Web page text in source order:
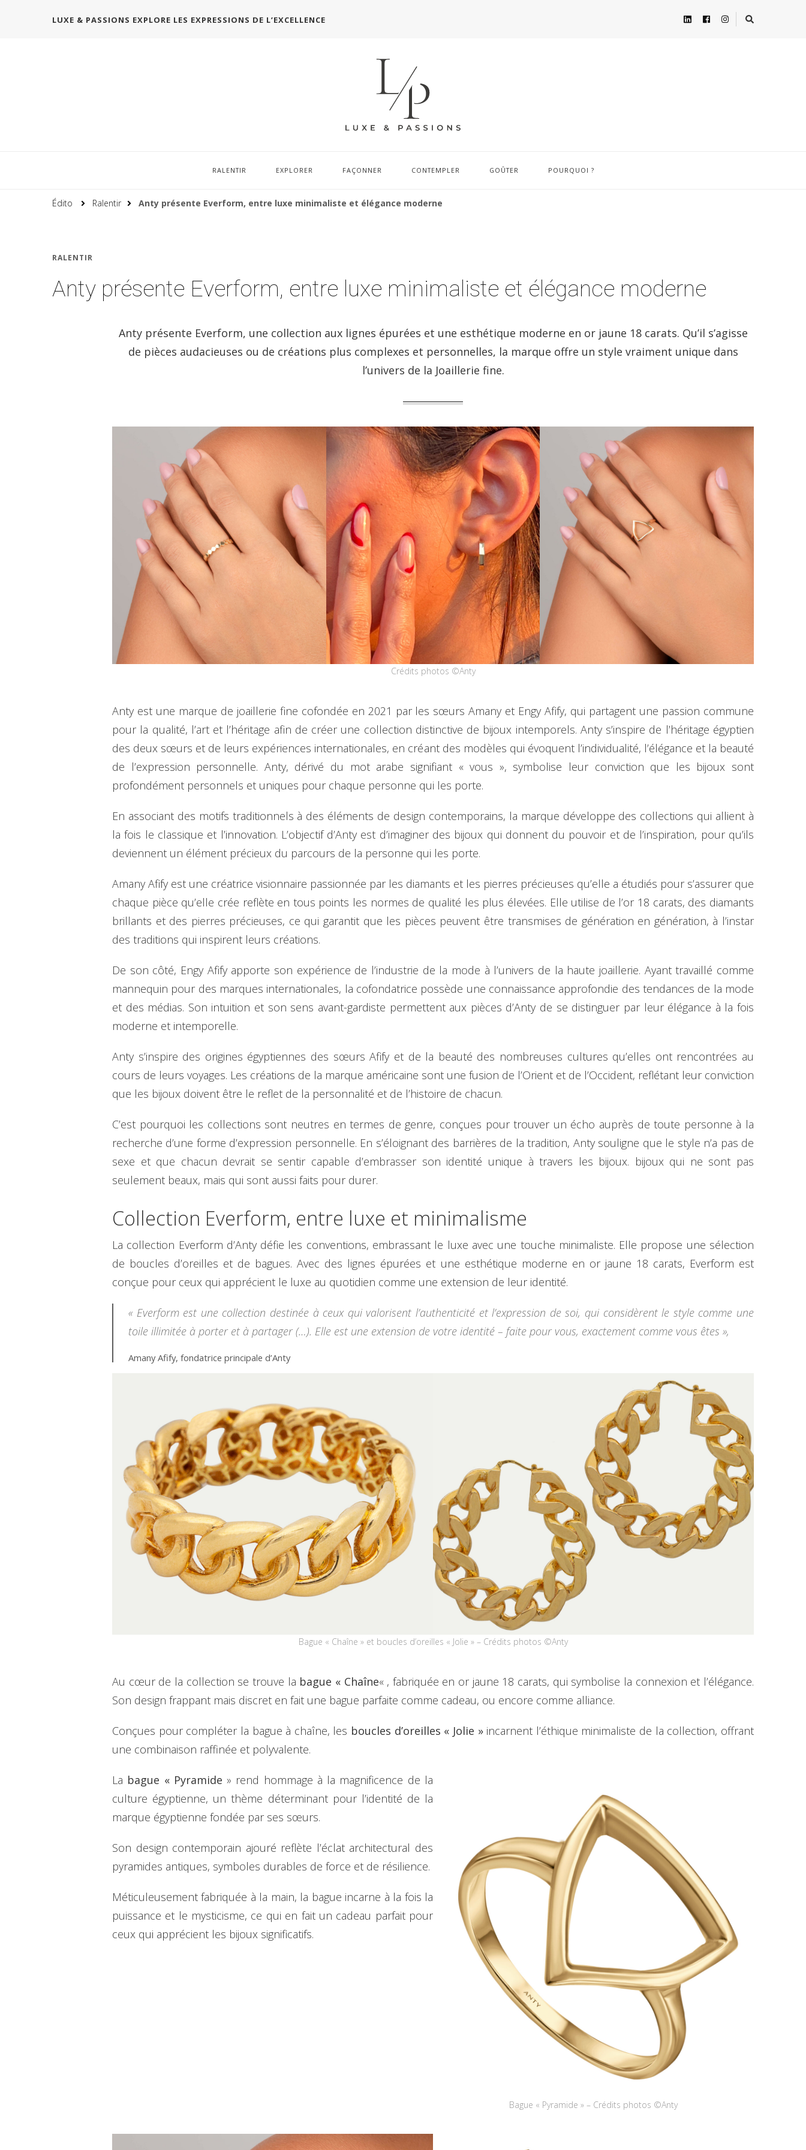
LUXE & PASSIONS EXPLORE LES EXPRESSIONS DE L’EXCELLENCE
RALENTIR EXPLORER FAÇONNER CONTEMPLER GOÛTER POURQUOI ?
Édito Ralentir Anty présente Everform, entre luxe minimaliste et élégance moderne
RALENTIR
Anty présente Everform, entre luxe minimaliste et élégance moderne
Anty présente Everform, une collection aux lignes épurées et une esthétique moderne en or jaune 18 carats. Qu’il s’agisse
de pièces audacieuses ou de créations plus complexes et personnelles, la marque offre un style vraiment unique dans
l’univers de la Joaillerie fine.
Crédits photos ©Anty
Anty est une marque de joaillerie fine cofondée en 2021 par les sœurs Amany et Engy Afify, qui partagent une passion commune
pour la qualité, l’art et l’héritage afin de créer une collection distinctive de bijoux intemporels. Anty s’inspire de l’héritage égyptien
des deux sœurs et de leurs expériences internationales, en créant des modèles qui évoquent l’individualité, l’élégance et la beauté
de l’expression personnelle. Anty, dérivé du mot arabe signifiant « vous », symbolise leur conviction que les bijoux sont
profondément personnels et uniques pour chaque personne qui les porte.
En associant des motifs traditionnels à des éléments de design contemporains, la marque développe des collections qui allient à
la fois le classique et l’innovation. L’objectif d’Anty est d’imaginer des bijoux qui donnent du pouvoir et de l’inspiration, pour qu’ils
deviennent un élément précieux du parcours de la personne qui les porte.
Amany Afify est une créatrice visionnaire passionnée par les diamants et les pierres précieuses qu’elle a étudiés pour s’assurer que
chaque pièce qu’elle crée reflète en tous points les normes de qualité les plus élevées. Elle utilise de l’or 18 carats, des diamants
brillants et des pierres précieuses, ce qui garantit que les pièces peuvent être transmises de génération en génération, à l’instar
des traditions qui inspirent leurs créations.
De son côté, Engy Afify apporte son expérience de l’industrie de la mode à l’univers de la haute joaillerie. Ayant travaillé comme
mannequin pour des marques internationales, la cofondatrice possède une connaissance approfondie des tendances de la mode
et des médias. Son intuition et son sens avant-gardiste permettent aux pièces d’Anty de se distinguer par leur élégance à la fois
moderne et intemporelle.
Anty s’inspire des origines égyptiennes des sœurs Afify et de la beauté des nombreuses cultures qu’elles ont rencontrées au
cours de leurs voyages. Les créations de la marque américaine sont une fusion de l’Orient et de l’Occident, reflétant leur conviction
que les bijoux doivent être le reflet de la personnalité et de l’histoire de chacun.
C’est pourquoi les collections sont neutres en termes de genre, conçues pour trouver un écho auprès de toute personne à la
recherche d’une forme d’expression personnelle. En s’éloignant des barrières de la tradition, Anty souligne que le style n’a pas de
sexe et que chacun devrait se sentir capable d’embrasser son identité unique à travers les bijoux. bijoux qui ne sont pas
seulement beaux, mais qui sont aussi faits pour durer.
Collection Everform, entre luxe et minimalisme
La collection Everform d’Anty défie les conventions, embrassant le luxe avec une touche minimaliste. Elle propose une sélection
de boucles d’oreilles et de bagues. Avec des lignes épurées et une esthétique moderne en or jaune 18 carats, Everform est
conçue pour ceux qui apprécient le luxe au quotidien comme une extension de leur identité.
« Everform est une collection destinée à ceux qui valorisent l’authenticité et l’expression de soi, qui considèrent le style comme une
toile illimitée à porter et à partager (…). Elle est une extension de votre identité – faite pour vous, exactement comme vous êtes »,
Amany Afify, fondatrice principale d’Anty
Bague « Chaîne » et boucles d’oreilles « Jolie » – Crédits photos ©Anty
Au cœur de la collection se trouve la bague « Chaîne« , fabriquée en or jaune 18 carats, qui symbolise la connexion et l’élégance.
Son design frappant mais discret en fait une bague parfaite comme cadeau, ou encore comme alliance.
Conçues pour compléter la bague à chaîne, les boucles d’oreilles « Jolie »incarnent l’éthique minimaliste de la collection, offrant
une combinaison raffinée et polyvalente.
La bague « Pyramide » rend hommage à la magnificence de la
culture égyptienne, un thème déterminant pour l’identité de la
marque égyptienne fondée par ses sœurs.
Son design contemporain ajouré reflète l’éclat architectural des
pyramides antiques, symboles durables de force et de résilience.
Méticuleusement fabriquée à la main, la bague incarne à la fois la
puissance et le mysticisme, ce qui en fait un cadeau parfait pour
ceux qui apprécient les bijoux significatifs.
Bague « Pyramide » – Crédits photos ©Anty